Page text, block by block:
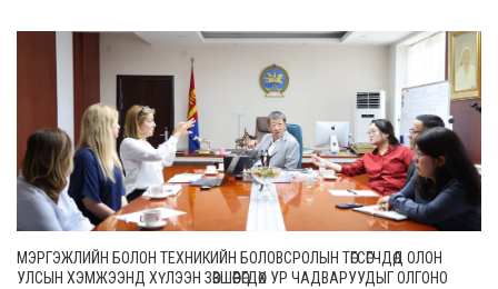
МЭРГЭЖЛИЙН БОЛОН ТЕХНИКИЙН БОЛОВСРОЛЫН ТӨГСӨГЧДӨД ОЛОН
УЛСЫН ХЭМЖЭЭНД ХҮЛЭЭН ЗӨВШӨӨРӨГДӨХ УР ЧАДВАРУУДЫГ ОЛГОНО